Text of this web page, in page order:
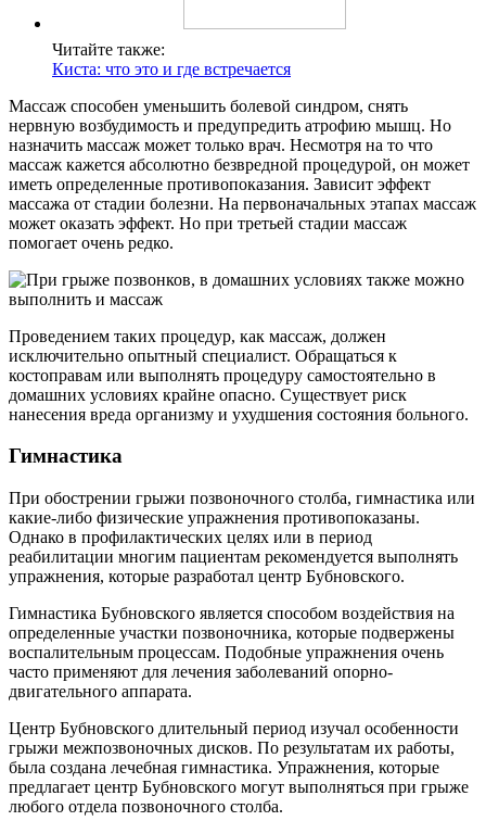
Читайте также:
Киста: что это и где встречается
Массаж способен уменьшить болевой синдром, снять
нервную возбудимость и предупредить атрофию мышц. Но
назначить массаж может только врач. Несмотря на то что
массаж кажется абсолютно безвредной процедурой, он может
иметь определенные противопоказания. Зависит эффект
массажа от стадии болезни. На первоначальных этапах массаж
может оказать эффект. Но при третьей стадии массаж
помогает очень редко.
Проведением таких процедур, как массаж, должен
исключительно опытный специалист. Обращаться к
костоправам или выполнять процедуру самостоятельно в
домашних условиях крайне опасно. Существует риск
нанесения вреда организму и ухудшения состояния больного.
Гимнастика
При обострении грыжи позвоночного столба, гимнастика или
какие-либо физические упражнения противопоказаны.
Однако в профилактических целях или в период
реабилитации многим пациентам рекомендуется выполнять
упражнения, которые разработал центр Бубновского.
Гимнастика Бубновского является способом воздействия на
определенные участки позвоночника, которые подвержены
воспалительным процессам. Подобные упражнения очень
часто применяют для лечения заболеваний опорно-
двигательного аппарата.
Центр Бубновского длительный период изучал особенности
грыжи межпозвоночных дисков. По результатам их работы,
была создана лечебная гимнастика. Упражнения, которые
предлагает центр Бубновского могут выполняться при грыже
любого отдела позвоночного столба.